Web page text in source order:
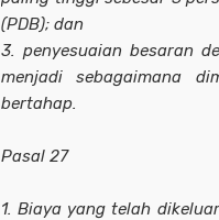
(PDB); dan
3. penyesuaian besaran
menjadi sebagaimana
bertahap.
Pasal 27
1. Biaya yang telah